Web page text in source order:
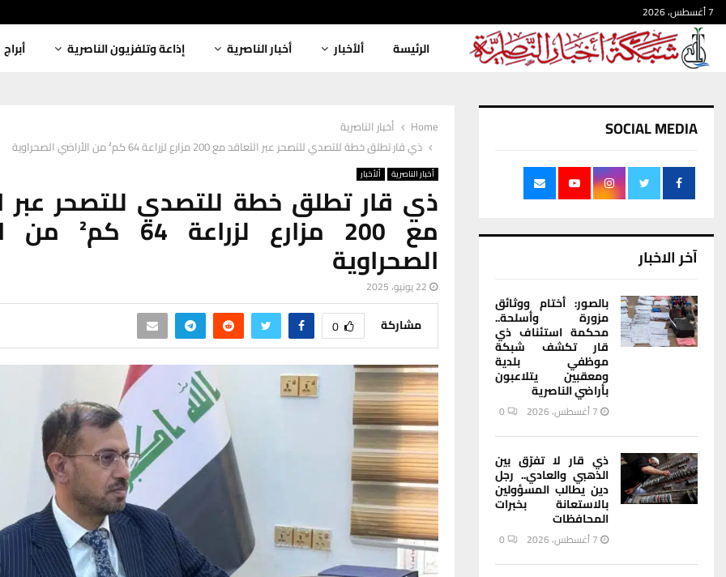
7 أغسطس، 2026
الرئيسة ألأخبار أخبار الناصرية إذاعة وتلفزيون الناصرية أبراج
Home
أخبار الناصرية
ذي قار تطلق خطة للتصدي للتصحر عبر التعاقد مع 200 مزارع لزراعة 64 كم² من الأراضي الصحراوية
أخبار الناصرية ألأخبار
ذي قار تطلق خطة للتصدي للتصحر عبر
مع 200 مزارع
الصحراوية
22 يونيو، 2025
مشاركة 0
SOCIAL MEDIA
آخر الاخبار
بالصور: أختام ووثائق
مزورة وأسلحة..
محكمة استئناف ذي
قار تكشف شبكة
موظفي بلدية
ومعقبين يتلاعبون
بأراضي الناصرية
7 أغسطس، 2026 0
ذي قار لا تفرّق بين
الذهبي والعادي.. رجل
دين يطالب المسؤولين
بالاستعانة بخبرات
المحافظات
7 أغسطس، 2026 0